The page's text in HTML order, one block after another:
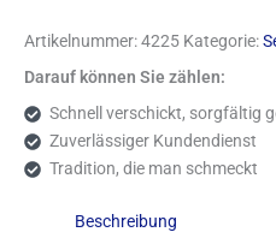
Artikelnummer:4225 Kategorie:
Darauf können Sie zählen:
Schnell verschickt, sorgfältig
Zuverlässiger Kundendienst
Tradition, die man schmeckt
Beschreibung